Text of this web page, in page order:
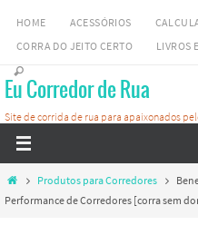
Skip
content
HOME ACESSÓRIOS
CORRA DO JEITO CERTO
LIVROS
Eu Corredor de Rua
Site de corrida de rua para apaixonados
HomeProdutos para Corredores
Performance de Corredores [corra sem